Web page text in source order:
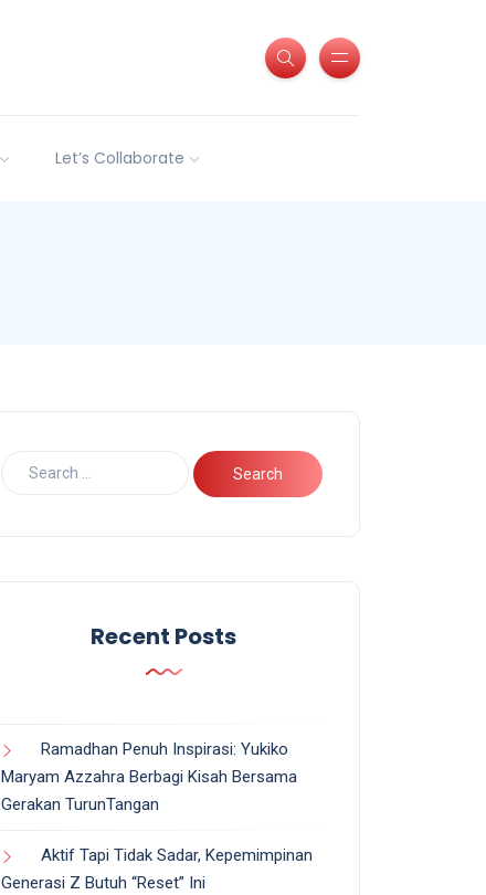
Let’s Collaborate
Recent Posts
Ramadhan Penuh Inspirasi: Yukiko
Maryam Azzahra Berbagi Kisah Bersama
Gerakan TurunTangan
Aktif Tapi Tidak Sadar, Kepemimpinan
Generasi Z Butuh “Reset” Ini